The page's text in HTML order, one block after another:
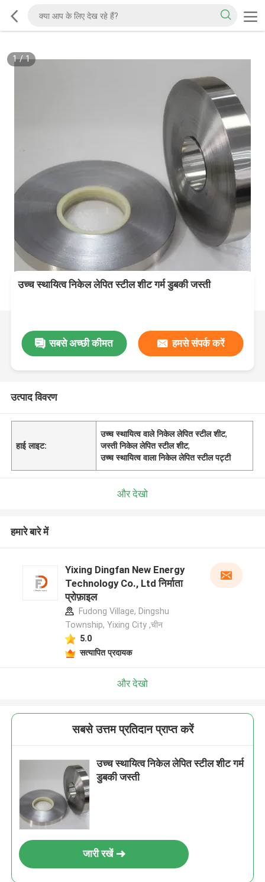
1/1
उच्च स्थायित्व निकेल लेपित स्टील शीट गर्म डुबकी जस्ती
सबसे अच्छी कीमत हमसे संपर्क करें
उत्पाद विवरण
हाई लाइट:
उच्च स्थायित्व वाले निकेल लेपित स्टील शीट,
जस्ती निकेल लेपित स्टील शीट,
उच्च स्थायित्व वाला निकेल लेपित स्टील पट्टी
और देखो
हमारे बारे में
Yixing Dingfan New Energy
Technology Co., Ltd निर्माता
प्रोफ़ाइल
Fudong Village, Dingshu
Township, Yixing City ,चीन
5.0
सत्यापित प्रदायक
और देखो
सबसे उत्तम प्रतिदान प्राप्त करें
उच्च स्थायित्व निकेल लेपित स्टील शीट गर्म
डुबकी जस्ती
जारी रखें